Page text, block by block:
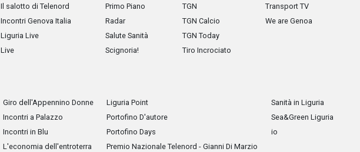
Il salotto di Telenord
Incontri Genova Italia
Liguria Live
Live
Primo Piano
Radar
Salute Sanità
Scignoria!
TGN
TGN Calcio
TGN Today
Tiro Incrociato
Transport TV
We are Genoa
Giro dell'Appennino Donne
Incontri a Palazzo
Incontri in Blu
L'economia dell'entroterra
Liguria Point
Portofino D'autore
Portofino Days
Premio Nazionale Telenord - Gianni Di Marzio
Sanità in Liguria
Sea&Green Liguria
io